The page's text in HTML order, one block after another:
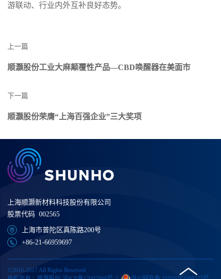
游联动、行业内外互补良好态势。
上一篇
顺灏股份工业大麻颠覆性产品—CBD唤醒器在美面市
下一篇
顺灏股份荣膺“上海百强企业”三大奖项
上海顺灏新材料科技股份有限公司
股票代码 002565
上海市普陀区真陈路200号
+86-21-66959697
©2016-2017 All Rights Reserved